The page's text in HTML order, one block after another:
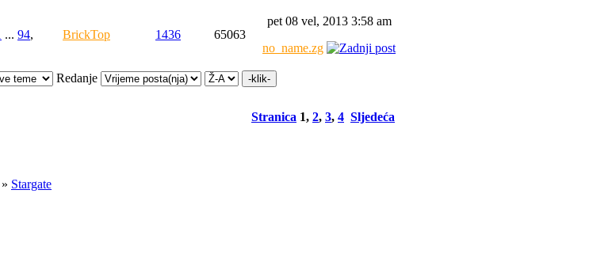
... 94,
BrickTop 1436 65063
pet 08 vel, 2013 3:58 am
no_name.zg
Redanje
Stranica 1, 2, 3, 4 Sljedeća
» Stargate